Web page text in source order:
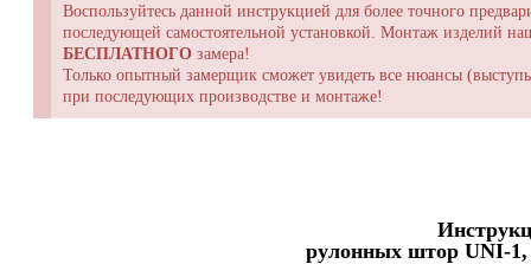
Воспользуйтесь данной инструкцией для более точного
последующей самостоятельной установкой. Монтаж изделий
БЕСПЛАТНОГО замера!
Только опытный замерщик сможет увидеть все нюансы
при последующих производстве и монтаже!
рулонных штор UNI-